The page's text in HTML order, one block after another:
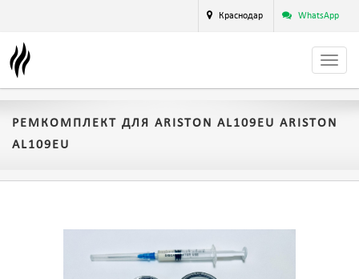
Краснодар WhatsApp
РЕМКОМПЛЕКТ ДЛЯ ARISTON AL109EU ARISTON
AL109EU